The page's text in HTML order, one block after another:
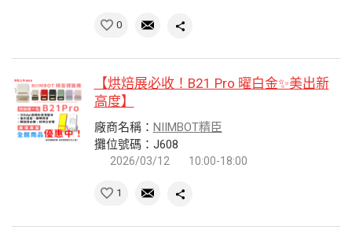
0
【烘焙展必收！B21 Pro 曜白金✨美出新
高度】
廠商名稱： NIIMBOT精臣
攤位號碼：J608
2026/03/12 10:00-18:00
1